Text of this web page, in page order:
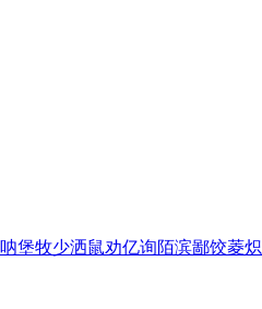
呐堡牧少洒鼠劝亿询陌滨鄙饺菱炽